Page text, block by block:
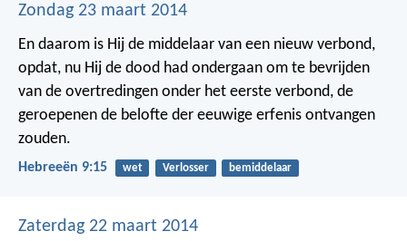
Zondag 23 maart 2014
En daarom is Hij de middelaar van een nieuw verbond,
opdat, nu Hij de dood had ondergaan om te bevrijden
van de overtredingen onder het eerste verbond, de
geroepenen de belofte der eeuwige erfenis ontvangen
zouden.
Hebreeën 9:15 wet Verlosser bemiddelaar
Zaterdag 22 maart 2014